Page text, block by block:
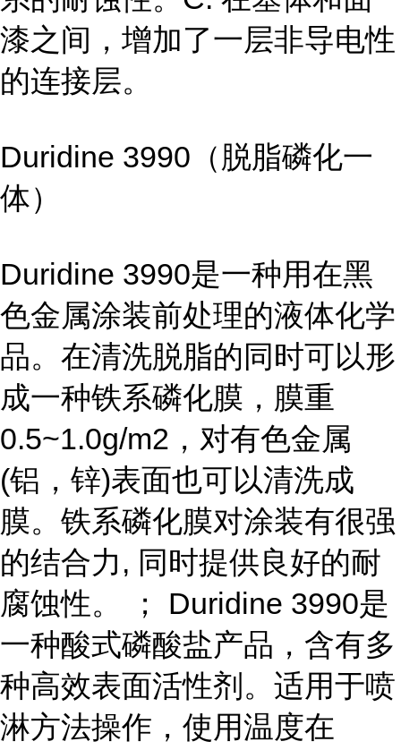
漆之间，增加了一层非导电性
的连接层。
Duridine 3990（脱脂磷化一
体）
Duridine 3990是一种用在黑
色金属涂装前处理的液体化学
品。在清洗脱脂的同时可以形
成一种铁系磷化膜，膜重
0.5~1.0g/m2，对有色金属
(铝，锌)表面也可以清洗成
膜。铁系磷化膜对涂装有很强
的结合力, 同时提供良好的耐
腐蚀性。 ； Duridine 3990是
一种酸式磷酸盐产品，含有多
种高效表面活性剂。适用于喷
淋方法操作，使用温度在